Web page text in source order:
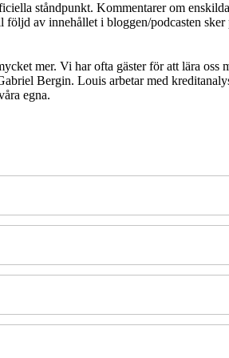
ståndpunkt. Kommentarer om
av innehållet i bloggen/podcasten sker
mer. Vi har ofta gäster för att lära oss
Bergin. Louis arbetar med
egna.